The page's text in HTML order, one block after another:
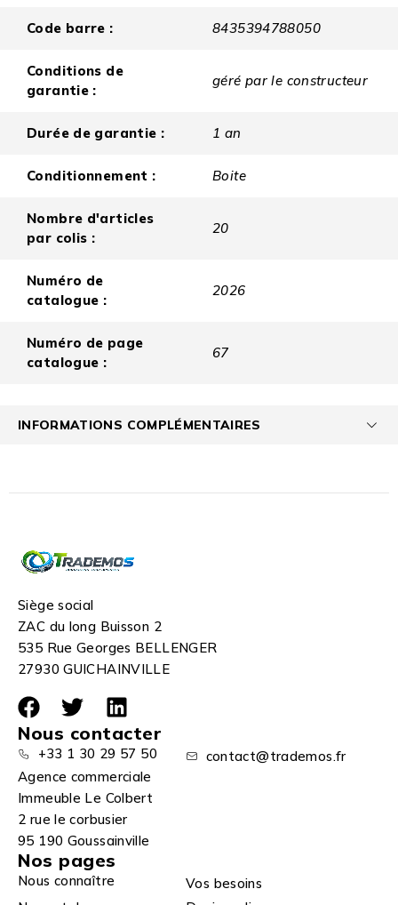
Code barre : 8435394788050
Conditions de
garantie :
géré par le constructeur
Durée de garantie : 1 an
Conditionnement : Boite
Nombre d'articles
par colis :
20
Numéro de
catalogue :
2026
Numéro de page
catalogue :
67
INFORMATIONS COMPLÉMENTAIRES
Siège social
ZAC du long Buisson 2
535 Rue Georges BELLENGER
27930 GUICHAINVILLE
Nous contacter
+33 1 30 29 57 50
contact@trademos.fr
Agence commerciale
Immeuble Le Colbert
2 rue le corbusier
95 190 Goussainville
Nos pages
Nous connaître
Vos besoins